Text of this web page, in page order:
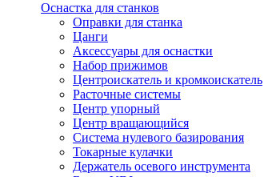
Оснастка для станков
Оправки для станка
Цанги
Аксессуары для оснастки
Набор прижимов
Центроискатель и кромкоискатель
Расточные системы
Центр упорный
Центр вращающийся
Система нулевого базирования
Токарные кулачки
Держатель осевого инструмента